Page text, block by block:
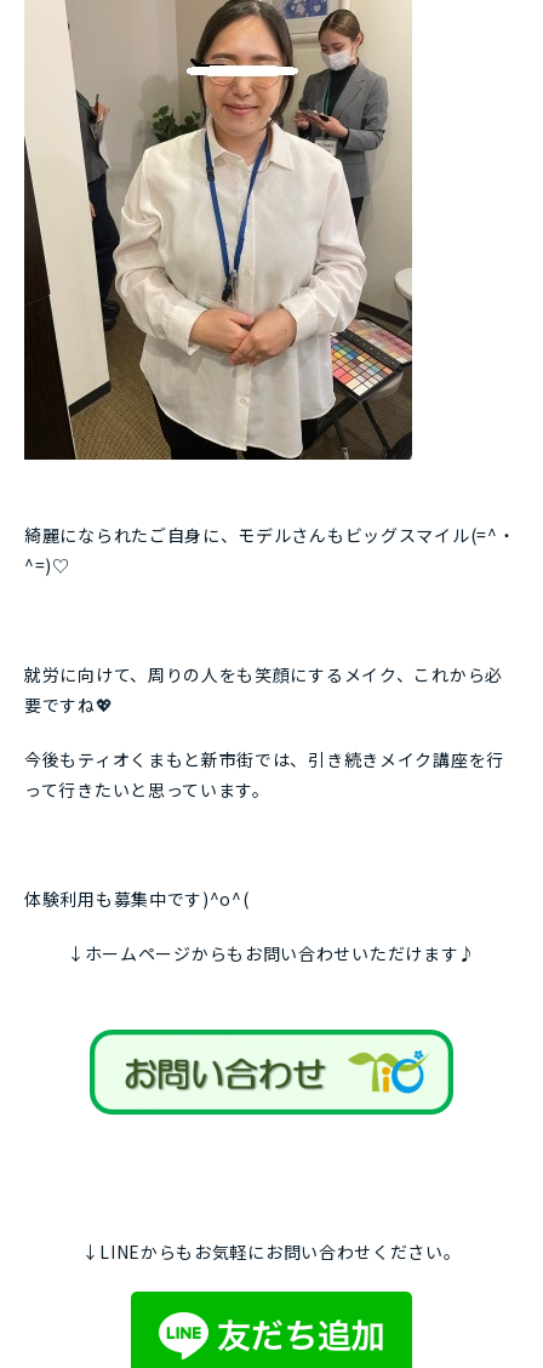
綺麗になられたご自身に、モデルさんもビッグスマイル(=^・
^=)♡
就労に向けて、周りの人をも笑顔にするメイク、これから必
要ですね💖
今後もティオくまもと新市街では、引き続きメイク講座を行
って行きたいと思っています。
体験利用も募集中です)^o^(
↓ホームページからもお問い合わせいただけます♪
↓LINEからもお気軽にお問い合わせください。